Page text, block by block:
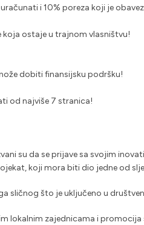
i 10% poreza koji je
koja ostaje u trajnom vlasništvu!
dobiti finansijsku podršku!
od najviše 7 stranica!
su da se prijave sa svojim
koji mora biti dio jedne od
sličnog što je uključeno u
lokalnim zajednicama i